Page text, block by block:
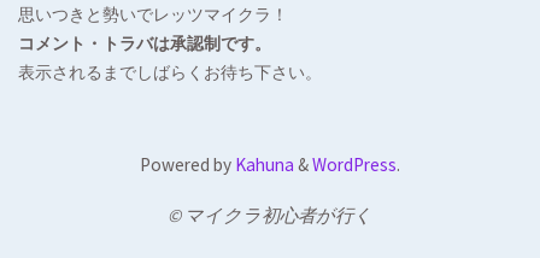
思いつきと勢いでレッツマイクラ！
コメント・トラバは承認制です。
表示されるまでしばらくお待ち下さい。
Powered by Kahuna &WordPress.
© マイクラ初心者が行く